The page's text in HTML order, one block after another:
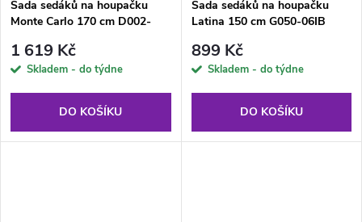
Sada sedáků na houpačku
Monte Carlo 170 cm D002-
1 619 Kč
Skladem - do týdne
DO KOŠÍKU
Sada sedáků na houpačku
Latina 150 cm G050-06IB
899 Kč
Skladem - do týdne
DO KOŠÍKU